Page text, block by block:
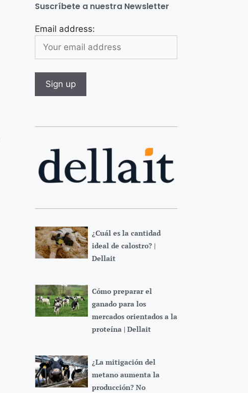
Suscríbete a nuestra Newsletter
Email address:
¿Cuál es la cantidad
ideal de calostro? |
Dellait
Cómo preparar el
ganado para los
mercados orientados a la
proteína | Dellait
¿La mitigación del
metano aumenta la
producción? No